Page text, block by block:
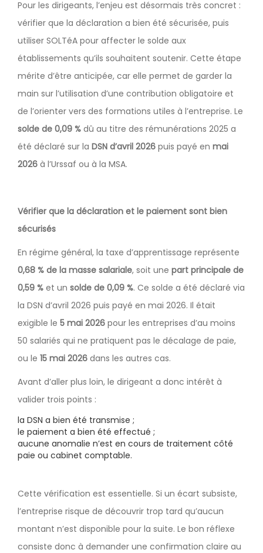
Pour les dirigeants, l’enjeu est désormais très concret :
vérifier que la déclaration a bien été sécurisée, puis
utiliser SOLTéA pour affecter le solde aux
établissements qu’ils souhaitent soutenir. Cette étape
mérite d’être anticipée, car elle permet de garder la
main sur l’utilisation d’une contribution obligatoire et
de l’orienter vers des formations utiles à l’entreprise. Le
solde de 0,09 % dû au titre des rémunérations 2025 a
été déclaré sur la DSN d’avril 2026 puis payé en mai
2026 à l’Urssaf ou à la MSA.
Vérifier que la déclaration et le paiement sont bien
sécurisés
En régime général, la taxe d’apprentissage représente
0,68 % de la masse salariale, soit une part principale de
0,59 % et un solde de 0,09 %. Ce solde a été déclaré via
la DSN d’avril 2026 puis payé en mai 2026. Il était
exigible le 5 mai 2026 pour les entreprises d’au moins
50 salariés qui ne pratiquent pas le décalage de paie,
ou le 15 mai 2026 dans les autres cas.
Avant d’aller plus loin, le dirigeant a donc intérêt à
valider trois points :
la DSN a bien été transmise ;
le paiement a bien été effectué ;
aucune anomalie n’est en cours de traitement côté
paie ou cabinet comptable.
Cette vérification est essentielle. Si un écart subsiste,
l’entreprise risque de découvrir trop tard qu’aucun
montant n’est disponible pour la suite. Le bon réflexe
consiste donc à demander une confirmation claire au